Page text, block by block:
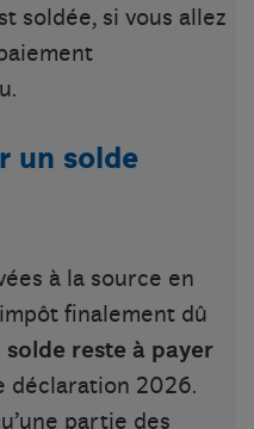
soldée, si vous allez
un solde
à la source en
finalement dû
solde reste à payer
déclaration 2026.
partie des